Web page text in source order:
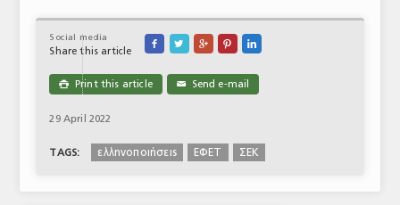
Social media
Share this article
    
 Print this article ✉ Send e-mail
29 April 2022
TAGS: ελληνοποιήσεις ΕΦΕΤ ΣΕΚ